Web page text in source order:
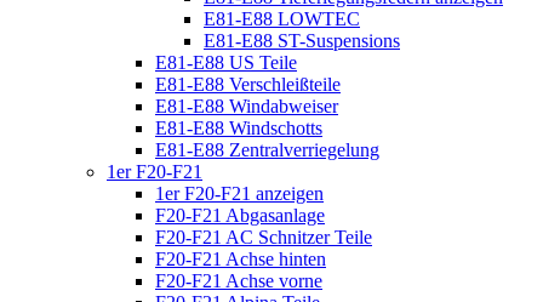
E81-E88 LOWTEC
E81-E88 ST-Suspensions
E81-E88 US Teile
E81-E88 Verschleißteile
E81-E88 Windabweiser
E81-E88 Windschotts
E81-E88 Zentralverriegelung
1er F20-F21
1er F20-F21 anzeigen
F20-F21 Abgasanlage
F20-F21 AC Schnitzer Teile
F20-F21 Achse hinten
F20-F21 Achse vorne